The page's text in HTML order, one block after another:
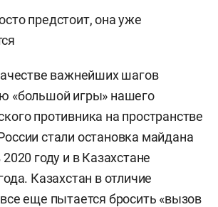
предстоит, она уже
важнейших шагов
«большой игры» нашего
противника на пространстве
стали остановка майдана
году и в Казахстане
Казахстан в отличие
еще пытается бросить «вызов